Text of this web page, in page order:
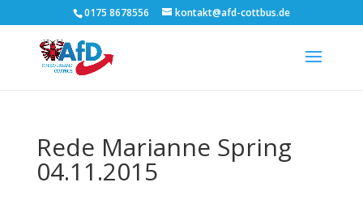
0175 8678556 kontakt@afd-cottbus.de
Rede Marianne Spring
04.11.2015